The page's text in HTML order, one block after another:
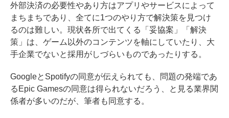
外部決済の必要性やあり方はアプリやサービスによって
まちまちであり、全てに1つのやり方で解決策を見つけ
るのは難しい。現状各所で出てくる「妥協案」「解決
策」は、ゲーム以外のコンテンツを軸にしていたり、大
手企業でないと採用がしづらいものであったりする。
GoogleとSpotifyの同意が伝えられても、問題の発端であ
るEpic Gamesの同意は得られないだろう、と見る業界関
係者が多いのだが、筆者も同意する。